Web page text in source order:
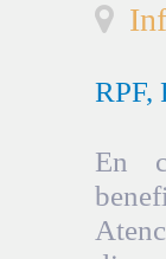
RPF,
En